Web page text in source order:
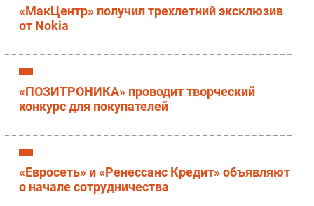
«МакЦентр» получил трехлетний эксклюзив
от Nokia
«ПОЗИТРОНИКА» проводит творческий
конкурс для покупателей
«Евросеть» и «Ренессанс Кредит» объявляют
о начале сотрудничества